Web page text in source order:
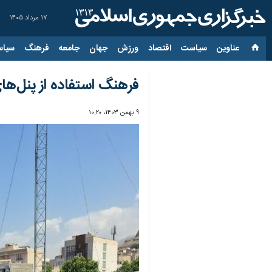
۱۷ مرداد ۱۴۰۵
عناوین‌ سیاست اقتصاد ورزش جهان جامعه فرهنگ
فرهنگ استفاده از
۹ بهمن ۱۴۰۳، ۱۰:۲۰